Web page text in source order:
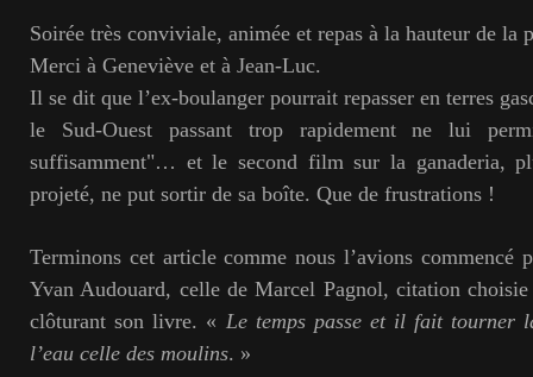
Soirée très conviviale, animée et repas à la hauteur de la
Merci à Geneviève et à Jean-Luc.
Il se dit que l’ex-boulanger pourrait repasser en terres
le Sud-Ouest passant trop rapidement ne lui
suffisamment"… et le second film sur la ganaderia,
projeté, ne put sortir de sa boîte. Que de frustrations !
Terminons cet article comme nous l’avions commencé
Yvan Audouard, celle de Marcel Pagnol, citation
clôturant son livre. « Le temps passe et il fait tourner
l’eau celle des moulins. »